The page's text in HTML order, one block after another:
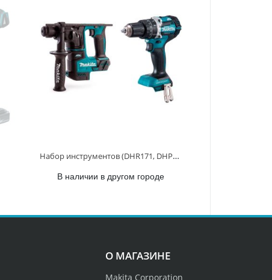
Набор инструментов (DHR171, DHP484) DLX2278 DLX2278
В наличии в другом городе
О МАГАЗИНЕ
Makita Corporation